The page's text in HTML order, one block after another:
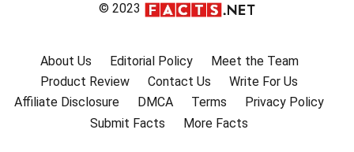
© 2023
About Us Editorial Policy
Meet the Team
Product Review
Contact Us
Write For Us
Affiliate Disclosure
DMCA Terms
Privacy Policy
Submit Facts
More Facts